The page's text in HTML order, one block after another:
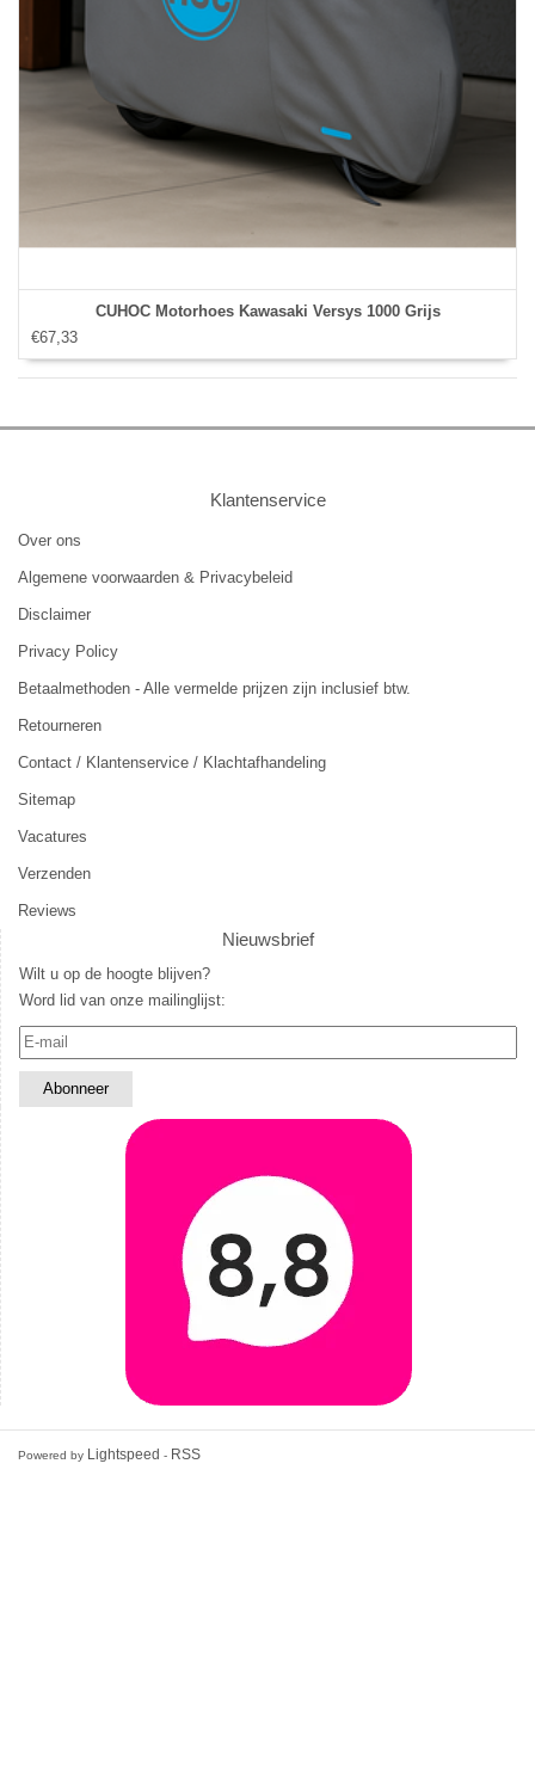
CUHOC Motorhoes Kawasaki Versys 1000 Grijs
€67,33
Klantenservice
Over ons
Algemene voorwaarden & Privacybeleid
Disclaimer
Privacy Policy
Betaalmethoden - Alle vermelde prijzen zijn inclusief btw.
Retourneren
Contact / Klantenservice / Klachtafhandeling
Sitemap
Vacatures
Verzenden
Reviews
Nieuwsbrief
Wilt u op de hoogte blijven?
Word lid van onze mailinglijst:
Powered by Lightspeed - RSS